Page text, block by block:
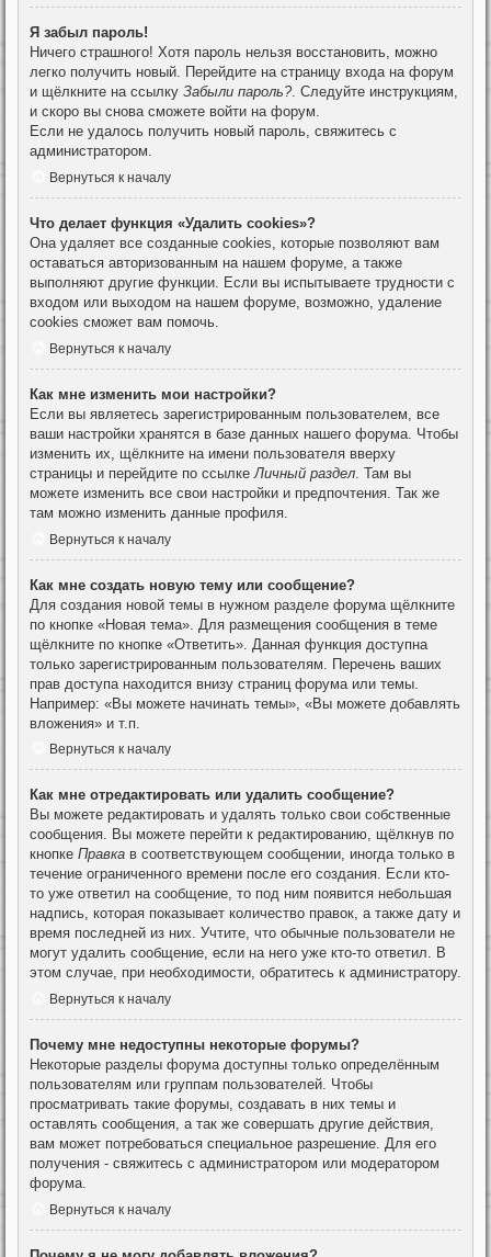
Я забыл пароль!
Ничего страшного! Хотя пароль нельзя восстановить, можно
легко получить новый. Перейдите на страницу входа на форум
и щёлкните на ссылку Забыли пароль?. Следуйте инструкциям,
и скоро вы снова сможете войти на форум.
Если не удалось получить новый пароль, свяжитесь с
администратором.
Вернуться к началу
Что делает функция «Удалить cookies»?
Она удаляет все созданные cookies, которые позволяют вам
оставаться авторизованным на нашем форуме, а также
выполняют другие функции. Если вы испытываете трудности с
входом или выходом на нашем форуме, возможно, удаление
cookies сможет вам помочь.
Вернуться к началу
Как мне изменить мои настройки?
Если вы являетесь зарегистрированным пользователем, все
ваши настройки хранятся в базе данных нашего форума. Чтобы
изменить их, щёлкните на имени пользователя вверху
страницы и перейдите по ссылке Личный раздел . Там вы
можете изменить все свои настройки и предпочтения. Так же
там можно изменить данные профиля.
Вернуться к началу
Как мне создать новую тему или сообщение?
Для создания новой темы в нужном разделе форума щёлкните
по кнопке «Новая тема». Для размещения сообщения в теме
щёлкните по кнопке «Ответить». Данная функция доступна
только зарегистрированным пользователям. Перечень ваших
прав доступа находится внизу страниц форума или темы.
Например: «Вы можете начинать темы», «Вы можете добавлять
вложения» и т.п.
Вернуться к началу
Как мне отредактировать или удалить сообщение?
Вы можете редактировать и удалять только свои собственные
сообщения. Вы можете перейти к редактированию, щёлкнув по
кнопке Правка в соответствующем сообщении, иногда только в
течение ограниченного времени после его создания. Если кто-
то уже ответил на сообщение, то под ним появится небольшая
надпись, которая показывает количество правок, а также дату и
время последней из них. Учтите, что обычные пользователи не
могут удалить сообщение, если на него уже кто-то ответил. В
этом случае, при необходимости, обратитесь к администратору.
Вернуться к началу
Почему мне недоступны некоторые форумы?
Некоторые разделы форума доступны только определённым
пользователям или группам пользователей. Чтобы
просматривать такие форумы, создавать в них темы и
оставлять сообщения, а так же совершать другие действия,
вам может потребоваться специальное разрешение. Для его
получения - свяжитесь с администратором или модератором
форума.
Вернуться к началу